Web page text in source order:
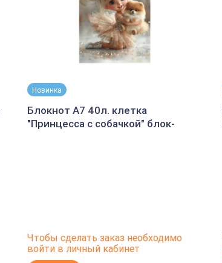
Новинка
Блокнот А7 40л. клетка
"Принцесса с собачкой" блок-
Чтобы сделать заказ необходимо
войти в личный кабинет